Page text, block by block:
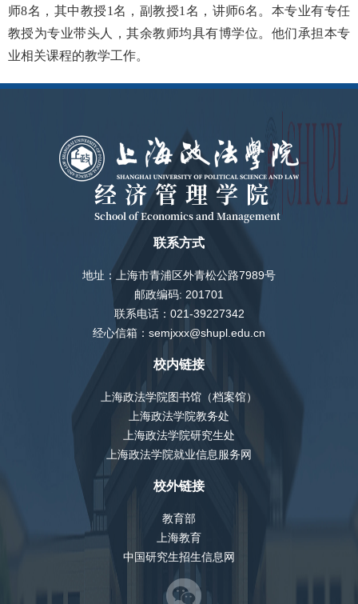
师8名，其中教授1名，副教授1 名，讲师6名。本专业有专任
教授为专业带头人，其余教师均具有博学位。他们承担本专
业相关课程的教学工作。
经济管理学院
School of Economics and Management
联系方式
地址：上海市青浦区外青松公路7989号
邮政编码: 201701
联系电话：021-39227342
经心信箱：semjxxx@shupl.edu.cn
校内链接
上海政法学院图书馆（档案馆）
上海政法学院教务处
上海政法学院研究生处
上海政法学院就业信息服务网
校外链接
教育部
上海教育
中国研究生招生信息网